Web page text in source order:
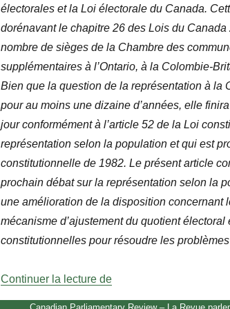
électorales et la Loi électorale du Canada.
dorénavant le chapitre 26 des Lois du
nombre de sièges de la Chambre des
supplémentaires à l’Ontario, à la Colombie-
Bien que la question de la représentation à la
pour au moins une dizaine d’années, elle
jour conformément à l’article 52 de la Loi
représentation selon la population et qui est
constitutionnelle de 1982. Le présent article
prochain débat sur la représentation selon la
une amélioration de la disposition concernant
mécanisme d’ajustement du quotient
constitutionnelles pour résoudre les
Continuer la lecture de« La représentation à la